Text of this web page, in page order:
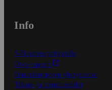
Info
S-Business yrityksille
Oiva-raportit
Osuuskauppojen yhteystiedot
Tilaus- ja toimitusehdot